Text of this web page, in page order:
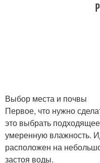
Правильный способ
Выбор места и почвы
Первое, что нужно
это выбрать
умеренную влажность.
расположен на
застоя воды.